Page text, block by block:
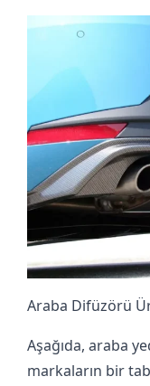
Araba Difüzörü
Aşağıda, araba
markaların bir